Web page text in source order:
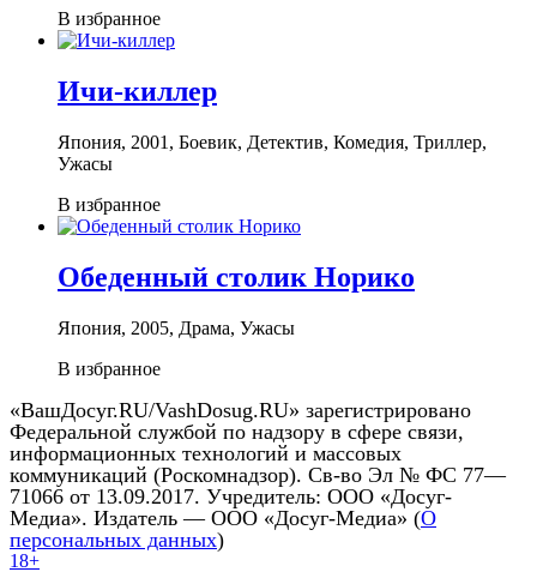
В избранное
Ичи-киллер
Япония, 2001, Боевик, Детектив, Комедия, Триллер,
Ужасы
В избранное
Обеденный столик Норико
Япония, 2005, Драма, Ужасы
В избранное
«ВашДосуг.RU/VashDosug.RU» зарегистрировано
Федеральной службой по надзору в сфере связи,
информационных технологий и массовых
коммуникаций (Роскомнадзор). Св-во Эл № ФС 77—
71066 от 13.09.2017. Учредитель: ООО «Досуг-
Медиа». Издатель — ООО «Досуг-Медиа» (О
персональных данных)
18+